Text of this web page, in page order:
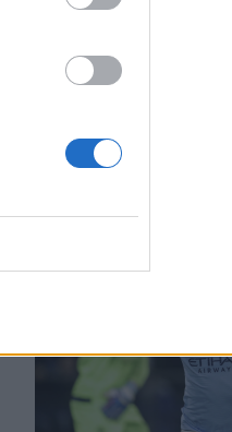
Marcos Leonardo
bij Ajax: 'Hier gaan
Van Götze tot